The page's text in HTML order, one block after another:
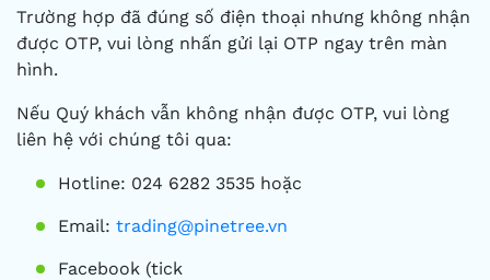
Trường hợp đã đúng số điện thoại nhưng không nhận
được OTP, vui lòng nhấn gửi lại OTP ngay trên màn
hình.
Nếu Quý khách vẫn không nhận được OTP, vui lòng
liên hệ với chúng tôi qua:
Hotline: 024 6282 3535 hoặc
Email: trading@pinetree.vn
Facebook (tick